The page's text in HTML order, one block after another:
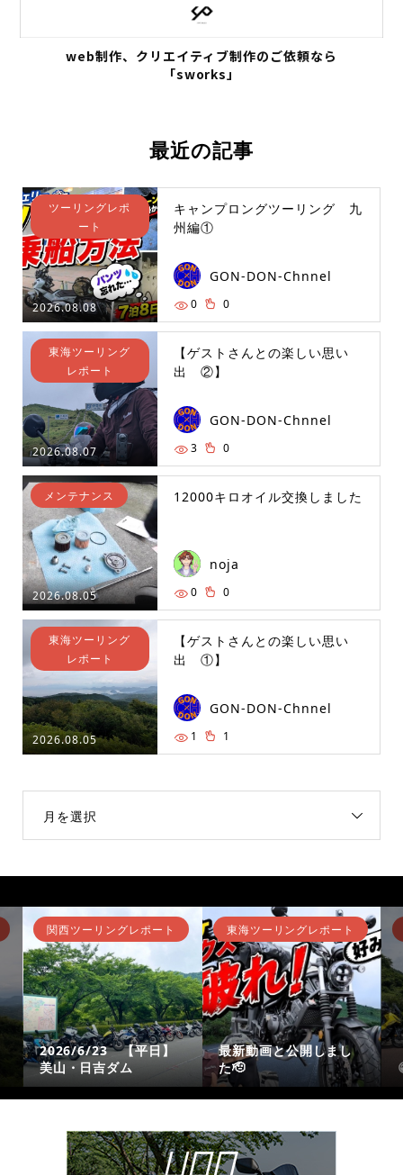
web制作、クリエイティブ制作のご依頼なら
「sworks」
最近の記事
2026.08.08
ツーリングレポ
ート
キャンプロングツーリング 九
州編①
GON-DON-Chnnel
0 0
2026.08.07
東海ツーリング
レポート
【ゲストさんとの楽しい思い
出 ②】
GON-DON-Chnnel
3 0
2026.08.05
メンテナンス 12000キロオイル交換しました
noja
0 0
2026.08.05
東海ツーリング
レポート
【ゲストさんとの楽しい思い
出 ①】
GON-DON-Chnnel
1 1
月を選択
関西ツーリングレポート
2026/6/23 【平日】
美山・日吉ダム
東海ツーリングレポート
最新動画と公開しまし
た🫡